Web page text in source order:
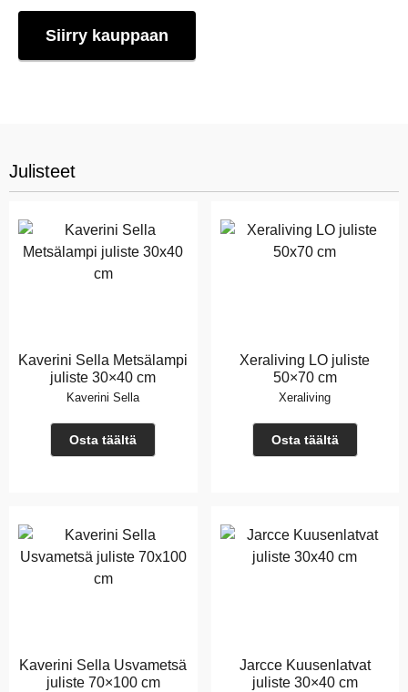
Siirry kauppaan
Julisteet
Kaverini Sella Metsälampi
juliste 30×40 cm
Kaverini Sella
Osta täältä
Xeraliving LO juliste
50×70 cm
Xeraliving
Osta täältä
Kaverini Sella Usvametsä
juliste 70×100 cm
Jarcce Kuusenlatvat
juliste 30×40 cm